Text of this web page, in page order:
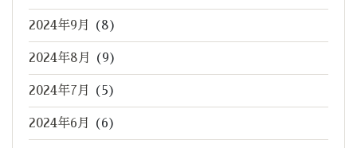
2024年9月 (8)
2024年8月 (9)
2024年7月 (5)
2024年6月 (6)